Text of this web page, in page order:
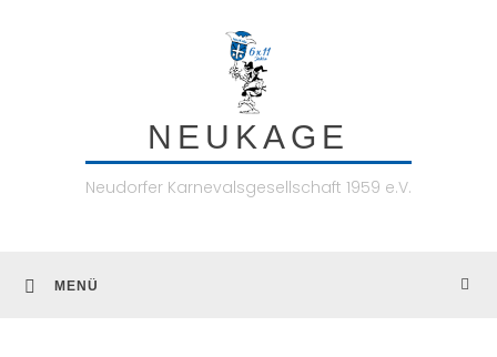
NEUKAGE
Neudorfer Karnevalsgesellschaft 1959 e.V.
MENÜ